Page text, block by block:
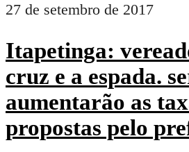
27 de setembro de 2017
Itapetinga:
cruz e a espada.
aumentarão as
propostas pelo